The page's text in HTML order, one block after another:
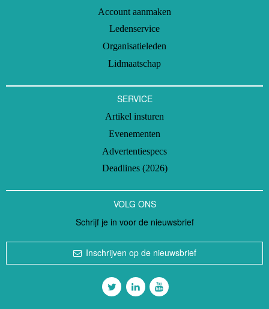
Account aanmaken
Ledenservice
Organisatieleden
Lidmaatschap
SERVICE
Artikel insturen
Evenementen
Advertentiespecs
Deadlines (2026)
VOLG ONS
Schrijf je in voor de nieuwsbrief
Inschrijven op de nieuwsbrief